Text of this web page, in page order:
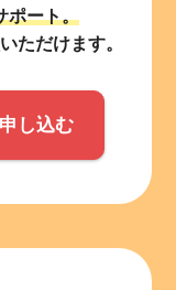
ポート。
ただけます。
し込む